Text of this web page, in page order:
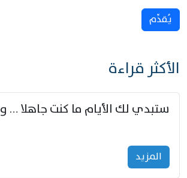
يُقدِّم
الأكثر قراءة
المزید